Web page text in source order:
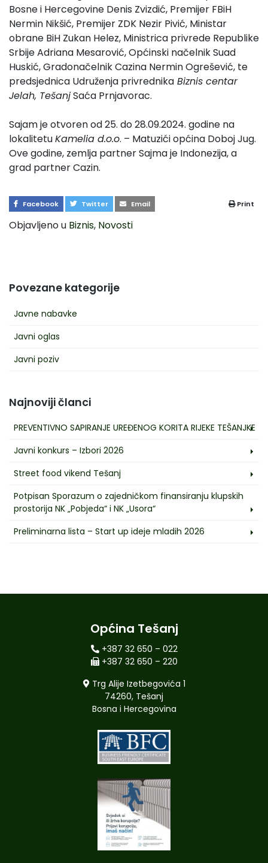
Povezane kategorije
Javne nabavke
Javni oglas
Javni poziv
Bosne i Hercegovine Denis Zvizdić, Premijer FBiH
Nermin Nikšić, Premijer ZDK Nezir Pivić, Ministar
obrane BiH Zukan Helez, Ministrica privrede Republike
Srbije Adriana Mesarović, Općinski načelnik Suad
Huskić, Gradonačelnik Cazina Nermin Ogrešević, te
predsjednica Udruženja privrednika Biznis centar
Jelah, TešanjSaća Prnjavorac.
Sajam je otvoren od 25. do 28.09.2024. godine na
lokalitetuKamelia d.o.o. – Matuzići općina Doboj Jug.
Ove godine, zemlja partner Sajma je Indonezija, a
grad partner Cazin.
Facebook Twitter Email Print
Objavljeno u Biznis, Novosti
Najnoviji članci
PREVENTIVNO SAPIRANJE UREĐENOG KORITA RIJEKE TEŠANJKE
Javni konkurs – Izbori 2026
Street food vikend Tešanj
Potpisan Sporazum o zajedničkom finansiranju klupskih
prostorija NK „Pobjeda“ i NK „Usora“
Preliminarna lista – Start up ideje mladih 2026
Općina Tešanj
+387 32 650 – 022
+387 32 650 – 220
Trg Alije Izetbegovića 1
74260, Tešanj
Bosna i Hercegovina